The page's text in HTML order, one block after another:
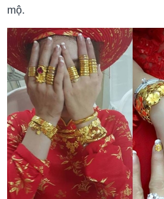
mộ.